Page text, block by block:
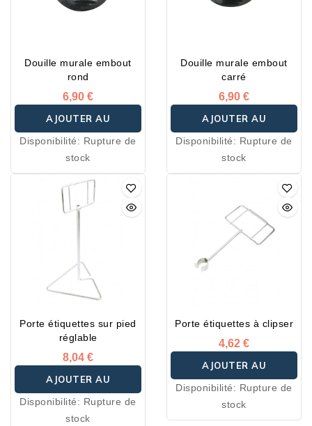
Douille murale embout
rond
6,90 €
AJOUTER AU
PANIER
Disponibilité: Rupture de
stock
Douille murale embout
carré
6,90 €
AJOUTER AU
PANIER
Disponibilité: Rupture de
stock
Porte étiquettes sur pied
réglable
8,04 €
AJOUTER AU
PANIER
Disponibilité: Rupture de
stock
Porte étiquettes à clipser
4,62 €
AJOUTER AU
PANIER
Disponibilité: Rupture de
stock